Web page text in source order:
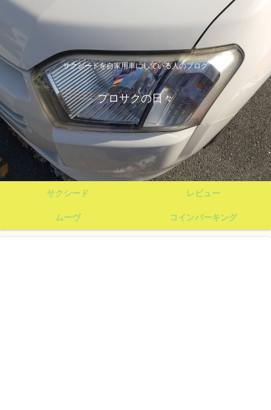
サクシードを自家用車にしている人のブログ
プロサクの日々
サクシード レビュー
ムーヴ コインパーキング